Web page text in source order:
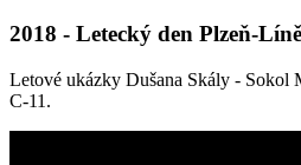
2018 - Letecký den Plzeň-Líně
Letové ukázky Dušana Skály -
C-11.